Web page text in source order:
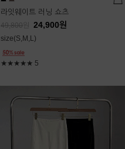
라잇웨이트 러닝 쇼츠
49,800 24,900원
size(S,M,L)
★★★★★ 5